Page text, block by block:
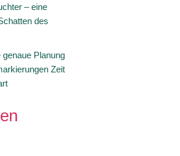
– eine
des
genaue Planung
Zeit